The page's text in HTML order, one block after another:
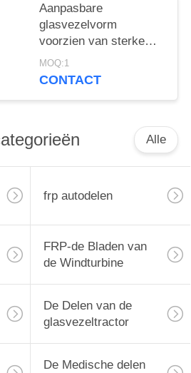
Aanpasbare
glasvezelvorm
voorzien van sterke
slagweerstand, die
duurzame gietvorming
MOQ:1
CONTACT
Alle
frp autodelen
FRP-de Bladen van
de Windturbine
De Delen van de
glasvezeltractor
De Medische delen